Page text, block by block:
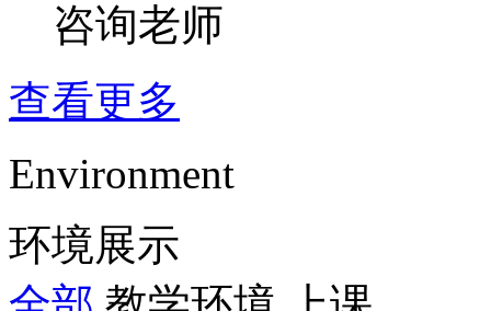
咨询老师
查看更多
Environment
环境展示